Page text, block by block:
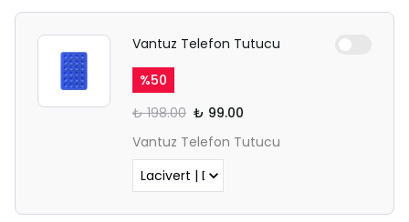
Vantuz Telefon Tutucu
%50
₺ 198.00 ₺ 99.00
Vantuz Telefon Tutucu